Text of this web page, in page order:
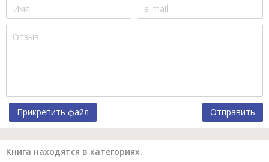
Прикрепить файл Отправить
Книга находятся в категориях.